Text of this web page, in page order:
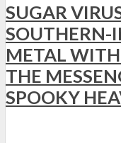
SUGAR
SOUTHERN-
METAL
THE
SPOOKY